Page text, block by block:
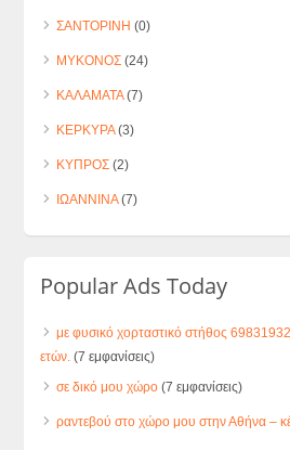
ΣΑΝΤΟΡΙΝΗ (0)
ΜΥΚΟΝΟΣ (24)
ΚΑΛΑΜΑΤΑ(7)
ΚΕΡΚΥΡΑ(3)
ΚΥΠΡΟΣ (2)
ΙΩΑΝΝΙΝΑ(7)
Popular Ads Today
με φυσικό χορταστικό στήθος
ετών. (7 εμφανίσεις)
σε δικό μου χώρο (7 εμφανίσεις)
ραντεβού στο χώρο μου στην Αθήνα –